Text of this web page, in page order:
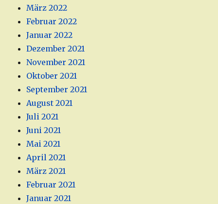
März 2022
Februar 2022
Januar 2022
Dezember 2021
November 2021
Oktober 2021
September 2021
August 2021
Juli 2021
Juni 2021
Mai 2021
April 2021
März 2021
Februar 2021
Januar 2021